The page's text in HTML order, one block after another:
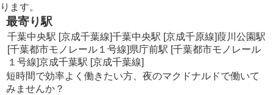
ります。
最寄り駅
千葉中央駅 [京成千葉線]千葉中央駅 [京成千原線]葭川公園駅
[千葉都市モノレール１号線]県庁前駅 [千葉都市モノレール
１号線]京成千葉駅 [京成千葉線]
短時間で効率よく働きたい方、夜のマクドナルドで働いて
みませんか？